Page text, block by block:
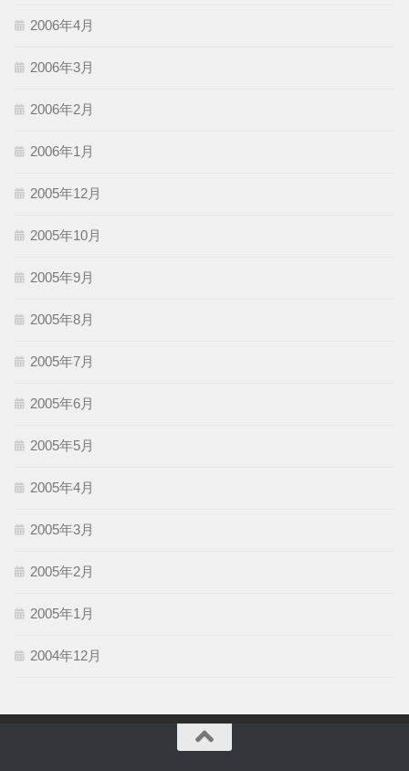
2006年4月
2006年3月
2006年2月
2006年1月
2005年12月
2005年10月
2005年9月
2005年8月
2005年7月
2005年6月
2005年5月
2005年4月
2005年3月
2005年2月
2005年1月
2004年12月